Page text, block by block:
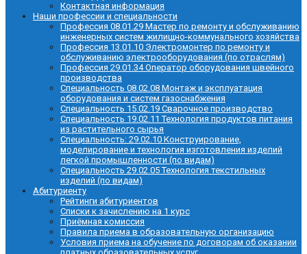
Контактная информация
Наши профессии и специальности
Профессия 08.01.29 Мастер по ремонту и обслуживанию
инженерных систем жилищно-коммунального хозяйства
Профессия 13.01.10 Электромонтер по ремонту и
обслуживанию электрооборудования (по отраслям)
Профессия 29.01.34 Оператор оборудования швейного
производства
Специальность 08.02.08 Монтаж и эксплуатация
оборудования и систем газоснабжения
Специальность 15.02.19 Сварочное производство
Специальность 19.02.11 Технология продуктов питания
из растительного сырья
Специальность: 29.02.10 Конструирование,
моделирование и технология изготовления изделий
легкой промышленности (по видам)
Специальность 29.02.05 Технология текстильных
изделий (по видам)
Абитуриенту
Рейтинги абитуриентов
Списки к зачислению на 1 курс
Приёмная комиссия
Правила приема в образовательную организацию
Условия приема на обучение по договорам об оказании